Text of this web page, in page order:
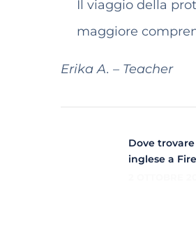
Il viaggio della
maggiore
Erika A. – Teacher
Dove
inglese a